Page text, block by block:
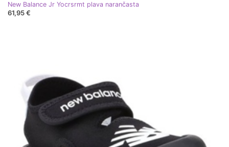
New Balance Jr Yocrsrmt plava narančasta
61,95 €